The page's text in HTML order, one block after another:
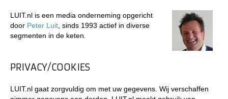
LUIT.nl is een media onderneming opgericht
door Peter Luit , sinds 1993 actief in diverse
segmenten in de keten.
PRIVACY/COOKIES
LUIT.nl gaat zorgvuldig om met uw gegevens. Wij verschaffen